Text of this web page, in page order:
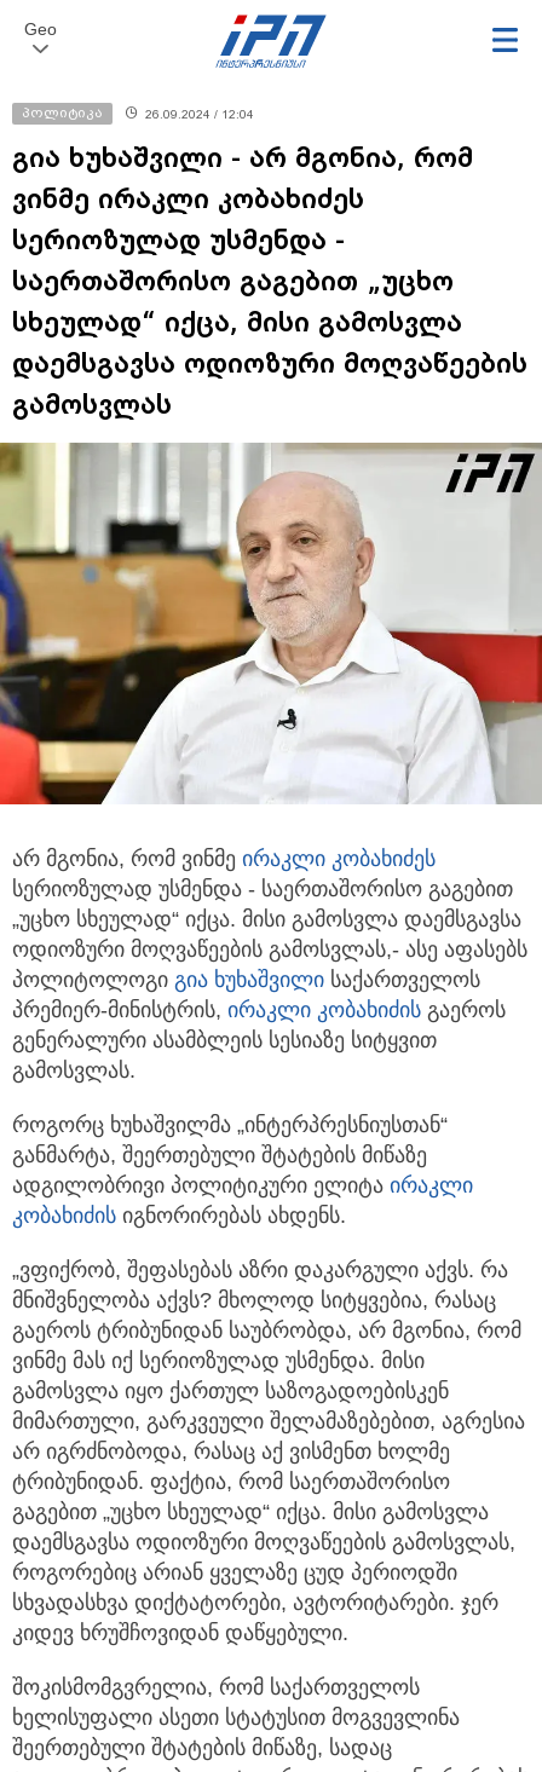
Geo
პოლიტიკა 26.09.2024 / 12:04
გია ხუხაშვილი - არ მგონია, რომ
ვინმე ირაკლი კობახიძეს
სერიოზულად უსმენდა -
საერთაშორისო გაგებით „უცხო
სხეულად“ იქცა, მისი გამოსვლა
დაემსგავსა ოდიოზური მოღვაწეების
გამოსვლას
არ მგონია, რომ ვინმე ირაკლი კობახიძეს
სერიოზულად უსმენდა - საერთაშორისო გაგებით
„უცხო სხეულად“ იქცა. მისი გამოსვლა დაემსგავსა
ოდიოზური მოღვაწეების გამოსვლას,- ასე აფასებს
პოლიტოლოგი გია ხუხაშვილი საქართველოს
პრემიერ-მინისტრის, ირაკლი კობახიძის გაეროს
გენერალური ასამბლეის სესიაზე სიტყვით
გამოსვლას.
როგორც ხუხაშვილმა „ინტერპრესნიუსთან“
განმარტა, შეერთებული შტატების მიწაზე
ადგილობრივი პოლიტიკური ელიტა ირაკლი
კობახიძის იგნორირებას ახდენს.
„ვფიქრობ, შეფასებას აზრი დაკარგული აქვს. რა
მნიშვნელობა აქვს? მხოლოდ სიტყვებია, რასაც
გაეროს ტრიბუნიდან საუბრობდა, არ მგონია, რომ
ვინმე მას იქ სერიოზულად უსმენდა. მისი
გამოსვლა იყო ქართულ საზოგადოებისკენ
მიმართული, გარკვეული შელამაზებებით, აგრესია
არ იგრძნობოდა, რასაც აქ ვისმენთ ხოლმე
ტრიბუნიდან. ფაქტია, რომ საერთაშორისო
გაგებით „უცხო სხეულად“ იქცა. მისი გამოსვლა
დაემსგავსა ოდიოზური მოღვაწეების გამოსვლას,
როგორებიც არიან ყველაზე ცუდ პერიოდში
სხვადასხვა დიქტატორები, ავტორიტარები. ჯერ
კიდევ ხრუშჩოვიდან დაწყებული.
შოკისმომგვრელია, რომ საქართველოს
ხელისუფალი ასეთი სტატუსით მოგვევლინა
შეერთებული შტატების მიწაზე, სადაც